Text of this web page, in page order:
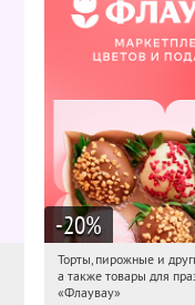
-20%
09:39:34
Россия
Торты, пирожные и
а также товары для
«Флаувау»